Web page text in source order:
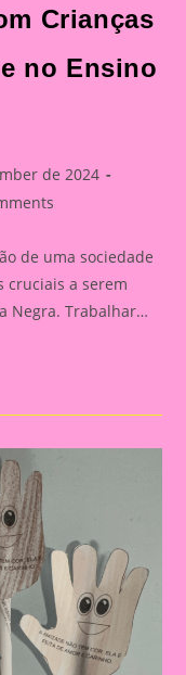
Crianças
no Ensino
de 2024
de uma sociedade
cruciais a serem
Negra. Trabalhar…